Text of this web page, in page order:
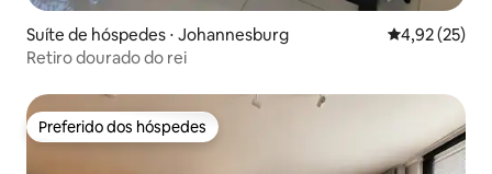
Suíte de hóspedes ⋅ Johannesburg 4,92 de uma
4,92 (25)
Retiro dourado do rei
Preferido dos hóspedes
Preferido dos hóspedes